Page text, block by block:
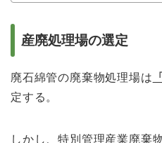
産廃処理場の選定
廃石綿管の廃棄物処理場は
定する。
しかし、特別管理産業廃棄